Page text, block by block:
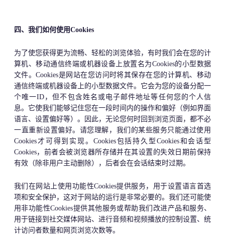
四、我们如何使用Cookies
为了使您获得更为流畅、轻松的浏览体验，有时我们会在您的计
算机、移动通信终端或机器设备上放置名为Cookies的小型数据
文件。Cookies是网站在您访问时将其保存在您的计算机、移动
通信终端或机器设备上的小型数据文件。它会为您的设备分配一
个唯一ID，但不包含姓名或电子邮件地址等任何您的个人信
息。它使我们能够记住您在一段时间内的操作和偏好（例如界面
语言、设置偏好等）。因此，无论您何时回到浏览页面，都不必
一直重新设置偏好。请您理解，我们的某些服务只能通过使用
Cookies才可得到实现。Cookies包括持久型Cookies和会话型
Cookies，前者会被浏览器所存储并在其设置的失效日期前保持
有效（除非用户主动删除），后者会在会话结束时过期。
我们在网站上使用功能性Cookies提供服务，用于设置语言首选
项和安全保护，这对于网站的运行是非常必要的。我们还可能使
用非功能性Cookies提供其他服务或帮助我们改进产品和服务、
用于链接到社交媒体网站、进行音频和视频播放的控制设置、统
计访问者数量和网页浏览次数等。